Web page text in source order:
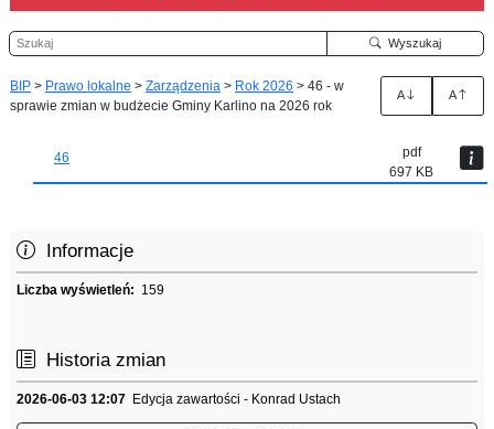
Szukaj Wyszukaj
BIP > Prawo lokalne > Zarządzenia > Rok 2026 > 46 - w
sprawie zmian w budżecie Gminy Karlino na 2026 rok
A A
46
pdf
697 KB
Informacje
Liczba wyświetleń: 159
Historia zmian
2026-06-03 12:07 Edycja zawartości - Konrad Ustach